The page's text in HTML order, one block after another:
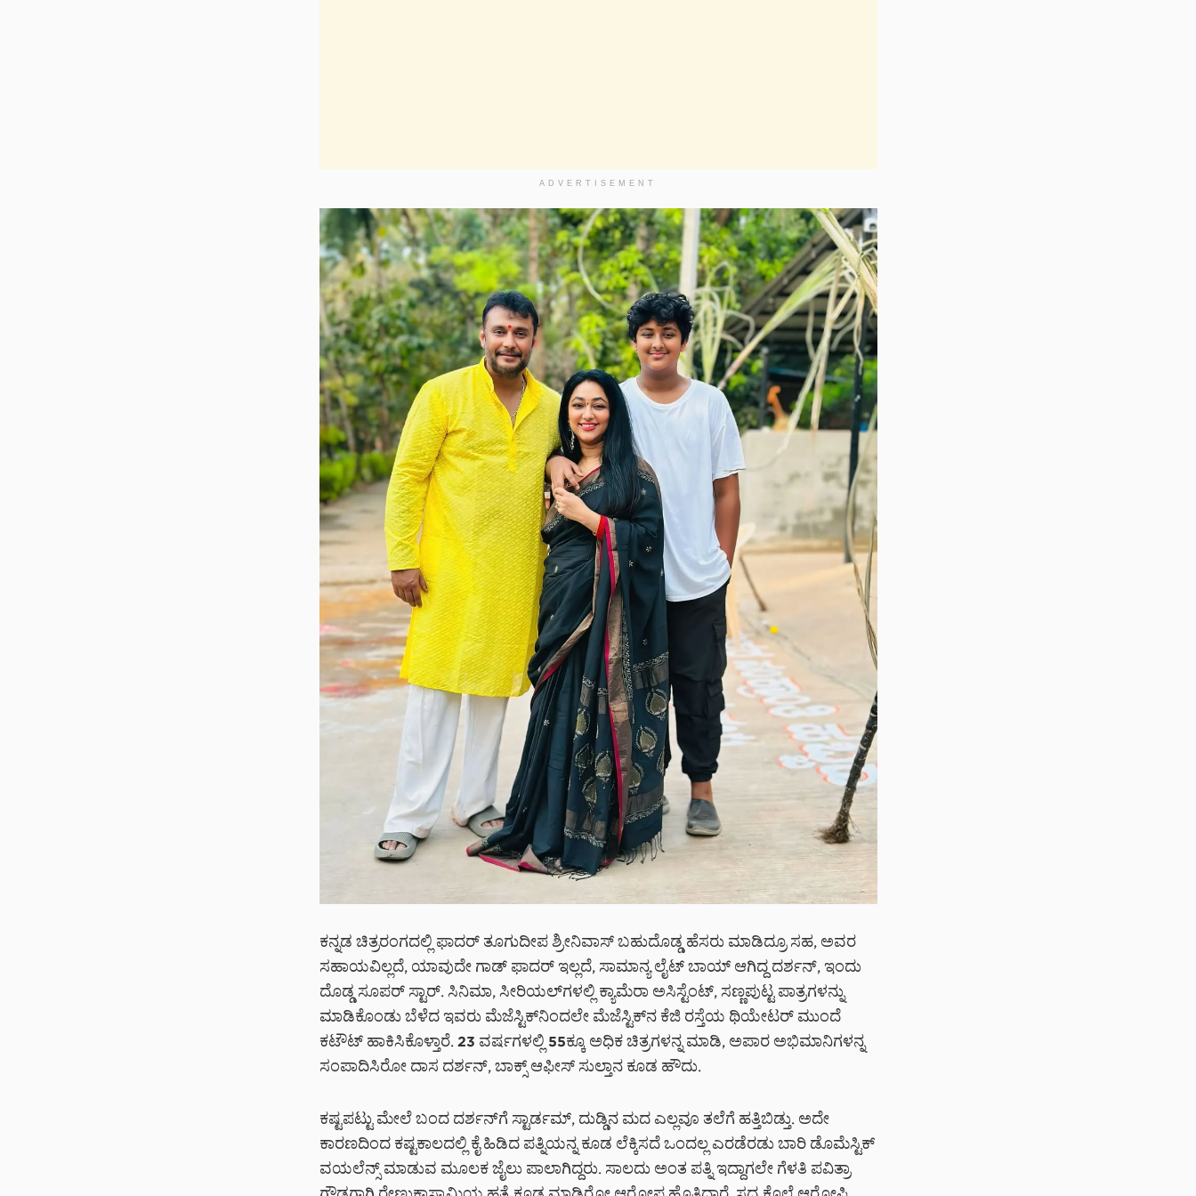
ADVERTISEMENT
ಕನ್ನಡ ಚಿತ್ರರಂಗದಲ್ಲಿ ಫಾದರ್ ತೂಗುದೀಪ ಶ್ರೀನಿವಾಸ್ ಬಹುದೊಡ್ಡ ಹೆಸರು ಮಾಡಿದ್ರೂ ಸಹ, ಅವರ
ಸಹಾಯವಿಲ್ಲದೆ, ಯಾವುದೇ ಗಾಡ್ ಫಾದರ್ ಇಲ್ಲದೆ, ಸಾಮಾನ್ಯ ಲೈಟ್ ಬಾಯ್ ಆಗಿದ್ದ ದರ್ಶನ್, ಇಂದು
ದೊಡ್ಡ ಸೂಪರ್ ಸ್ಟಾರ್. ಸಿನಿಮಾ, ಸೀರಿಯಲ್‌‌‌ಗಳಲ್ಲಿ ಕ್ಯಾಮೆರಾ ಅಸಿಸ್ಟೆಂಟ್, ಸಣ್ಣಪುಟ್ಟ ಪಾತ್ರಗಳನ್ನು
ಮಾಡಿಕೊಂಡು ಬೆಳೆದ ಇವರು ಮೆಜೆಸ್ಟಿಕ್‌‌ನಿಂದಲೇ ಮೆಜೆಸ್ಟಿಕ್‌ನ ಕೆಜಿ ರಸ್ತೆಯ ಥಿಯೇಟರ್ ಮುಂದೆ
ಕಟೌಟ್ ಹಾಕಿಸಿಕೊಳ್ತಾರೆ. 23 ವರ್ಷಗಳಲ್ಲಿ 55ಕ್ಕೂ ಅಧಿಕ ಚಿತ್ರಗಳನ್ನ ಮಾಡಿ, ಅಪಾರ ಅಭಿಮಾನಿಗಳನ್ನ
ಸಂಪಾದಿಸಿರೋ ದಾಸ ದರ್ಶನ್, ಬಾಕ್ಸ್ ಆಫೀಸ್ ಸುಲ್ತಾನ ಕೂಡ ಹೌದು.
ಕಷ್ಟಪಟ್ಟು ಮೇಲೆ ಬಂದ ದರ್ಶನ್‌ಗೆ ಸ್ಟಾರ್ಡಮ್, ದುಡ್ಡಿನ ಮದ ಎಲ್ಲವೂ ತಲೆಗೆ ಹತ್ತಿಬಿಡ್ತು. ಅದೇ
ಕಾರಣದಿಂದ ಕಷ್ಟಕಾಲದಲ್ಲಿ ಕೈ ಹಿಡಿದ ಪತ್ನಿಯನ್ನ ಕೂಡ ಲೆಕ್ಕಿಸದೆ ಒಂದಲ್ಲ ಎರಡೆರಡು ಬಾರಿ ಡೊಮೆಸ್ಟಿಕ್
ವಯಲೆನ್ಸ್ ಮಾಡುವ ಮೂಲಕ ಜೈಲು ಪಾಲಾಗಿದ್ದರು. ಸಾಲದು ಅಂತ ಪತ್ನಿ ಇದ್ದಾಗಲೇ ಗೆಳತಿ ಪವಿತ್ರಾ